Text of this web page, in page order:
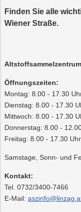
Abfalltrennung
Recycling
Wasser
Mobilität
Online-
Services
Finden Sie alle
Wiener Straße.
Öffnungszeiten:
Montag: 8.00 - 17.30
Dienstag: 8.00 - 17.30
Mittwoch: 8.00 - 17.30
Donnerstag: 8.00 -
Freitag: 8.00 - 17.30 Uhr
Samstage, Sonn- und
Kontakt:
Tel. 0732/3400-7466
E-Mail: